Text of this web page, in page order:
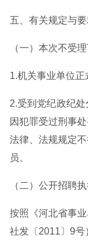
五、有关规定与
（一）本次不受
1.机关事业单位正
2.受到党纪政纪
因犯罪受过刑事
法律、法规规定
员。
（二）公开招聘
按照《河北省事
社发〔2011〕9号